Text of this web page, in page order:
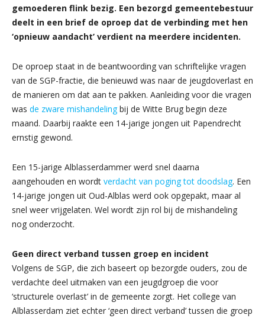
gemoederen flink bezig. Een bezorgd gemeentebestuur
deelt in een brief de oproep dat de verbinding met hen
‘opnieuw aandacht’ verdient na meerdere incidenten.
De oproep staat in de beantwoording van schriftelijke vragen
van de SGP-fractie, die benieuwd was naar de jeugdoverlast en
de manieren om dat aan te pakken. Aanleiding voor die vragen
was de zware mishandelingbij de Witte Brug begin deze
maand. Daarbij raakte een 14-jarige jongen uit Papendrecht
ernstig gewond.
Een 15-jarige Alblasserdammer werd snel daarna
aangehouden en wordt verdacht van poging tot doodslag. Een
14-jarige jongen uit Oud-Alblas werd ook opgepakt, maar al
snel weer vrijgelaten. Wel wordt zijn rol bij de mishandeling
nog onderzocht.
Geen direct verband tussen groep en incident
Volgens de SGP, die zich baseert op bezorgde ouders, zou de
verdachte deel uitmaken van een jeugdgroep die voor
‘structurele overlast’ in de gemeente zorgt. Het college van
Alblasserdam ziet echter ‘geen direct verband’ tussen die groep